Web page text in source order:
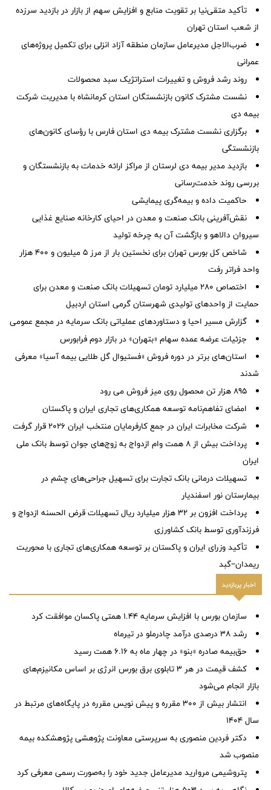
تأکید متقی‌نیا بر تقویت منابع و افزایش سهم از بازار در بازدید سرزده
از شعب استان تهران
ضرب‌الاجل مدیرعامل سازمان منطقه آزاد انزلی برای تكمیل پروژه‌های
عمرانی
روند رشد فروش و تغییرات استراتژیک سبد محصولات
نشست مشترک کانون بازنشستگان استان کرمانشاه با مدیریت شرکت
بیمه دی
برگزاری نشست مشترک بیمه دی استان فارس با رؤسای کانون‌های
بازنشستگی
بازدید مدیر بیمه دی لرستان از مراکز ارائه خدمات به بازنشستگان و
بررسی روند خدمت‌رسانی
حاکمیت داده و بیمه‌گری پیمایشی
نقش‌آفرینی بانک صنعت و معدن در احیای کارخانه صنایع غذایی
سیروان دالاهو و بازگشت آن به چرخه تولید
شاخص کل بورس تهران برای نخستین بار از مرز ۵ میلیون و ۴۰۰ هزار
واحد فراتر رفت
اختصاص ۲۸۰ میلیارد تومان تسهیلات بانک صنعت و معدن برای
حمایت از واحدهای تولیدی شهرستان گرمی استان اردبیل
گزارش مسیر احیا و دستاوردهای عملیاتی بانک سرمایه در مجمع عمومی
جزئیات عرضه عمده سهام «بتهران» در بازار دوم فرابورس
استان‌های برتر در دوره فروش «فستیوال گل طلایی بیمه آسیا» معرفی
شدند
895 هزار تن محصول روی میز فروش می رود
امضای تفاهم‌نامه توسعه همکاری‌های تجاری ایران و پاکستان
شرکت مخابرات ایران در جمع کارفرمایان منتخب ایران ۲۰۲۶ قرار گرفت
پرداخت بیش از ۸ همت وام ازدواج به زوج‌های جوان توسط بانک ملی
ایران
تسهیلات درمانی بانک تجارت برای تسهیل جراحی‌های چشم در
بیمارستان نور اسفندیار
پرداخت افزون بر 32 هزار میلیارد ریال تسهیلات قرض الحسنه ازدواج و
فرزندآوری توسط بانک کشاورزی
تأکید وزرای ایران و پاکستان بر توسعه همکاری‌های تجاری با محوریت
ریمدان–گبد
اخبار پربازدید
سازمان بورس با افزایش سرمایه ۱.۴۴ همتی پاکسان موافقت کرد
رشد ۳۸ درصدی درآمد چادرملو در تیرماه
حق‌بیمه صادره «بنو» در چهار ماه به ۶.۱۶ همت رسید
کشف قیمت در هر ۳ تابلوی برق بورس انرژی بر اساس مکانیزم‌های
بازار انجام می‌شود
انتشار بیش از ۳۰۰ مقرره و پیش نویس مقرره در پایگاه‌های مرتبط در
سال ۱۴۰۴
دكتر فردین منصوری به سرپرستی معاونت پژوهشی پژوهشكده بیمه
منصوب شد
پتروشیمی مروارید مدیرعامل جدید خود را به‌صورت رسمی معرفی کرد